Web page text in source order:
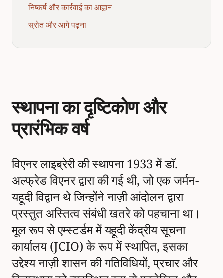
निष्कर्ष और कार्रवाई का आह्वान
स्रोत और आगे पढ़ना
स्थापना का दृष्टिकोण और
प्रारंभिक वर्ष
विएनर लाइब्रेरी की स्थापना 1933 में डॉ.
अल्फ्रेड विएनर द्वारा की गई थी, जो एक जर्मन-
यहूदी विद्वान थे जिन्होंने नाज़ी आंदोलन द्वारा
प्रस्तुत अस्तित्व संबंधी खतरे को पहचाना था।
मूल रूप से एम्स्टर्डम में यहूदी केंद्रीय सूचना
कार्यालय (JCIO) के रूप में स्थापित, इसका
उद्देश्य नाज़ी शासन की गतिविधियों, प्रचार और